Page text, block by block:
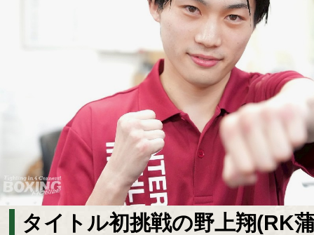
タイトル初挑戦の野上翔(RK